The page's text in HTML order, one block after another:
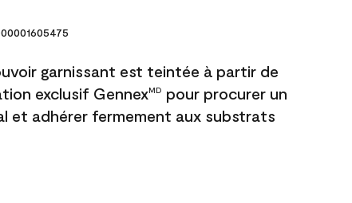
garnissant est teintée à partir de
exclusif GennexMD pour procurer un
et adhérer fermement aux substrats